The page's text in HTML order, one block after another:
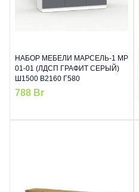
НАБОР МЕБЕЛИ МАРСЕЛЬ-1 МР
01-01 (ЛДСП ГРАФИТ СЕРЫЙ)
Ш1500 В2160 Г580
788 Br